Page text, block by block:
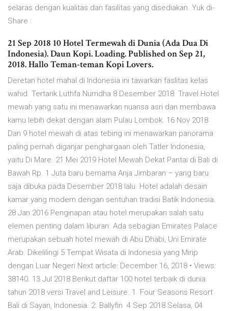
selaras dengan kualitas dan fasilitas yang disediakan. Yuk di-
Share :
21 Sep 2018 10 Hotel Termewah di Dunia (Ada Dua Di
Indonesia). Daun Kopi. Loading. Published on Sep 21,
2018. Hallo Teman-teman Kopi Lovers.
Deretan hotel mahal di Indonesia ini tawarkan faslitas kelas
wahid. Tertarik Luthfa Nurridha 8 Desember 2018. Travel Hotel
mewah yang satu ini menawarkan nuansa asri dan membawa
kamu lebih dekat dengan alam Pulau Lombok. 16 Nov 2018
Dan 9 hotel mewah di atas tebing ini menawarkan panorama
paling pernah diganjar penghargaan oleh Tatler Indonesia,
yaitu Di Mare. 21 Mei 2019 Hotel Mewah Dekat Pantai di Bali di
Bawah Rp. 1 Juta baru bernama Anja Jimbaran – yang baru
saja dibuka pada Desember 2018 lalu. Hotel adalah desain
kamar yang modern dengan sentuhan tradisi Batik Indonesia.
28 Jan 2016 Penginapan atau hotel merupakan salah satu
elemen penting dalam liburan. Ada sebagian Emirates Palace
merupakan sebuah hotel mewah di Abu Dhabi, Uni Emirate
Arab. Dikelilingi 5 Tempat Wisata di Indonesia yang Mirip
dengan Luar Negeri Next article: December 16, 2018 • Views:
38140. 13 Jul 2018 Berikut daftar 100 hotel terbaik di dunia
tahun 2018 versi Travel and Leisure. 1. Four Seasons Resort
Bali di Sayan, Indonesia. 2. Ballyfin 4 Sep 2018 Selasa, 04